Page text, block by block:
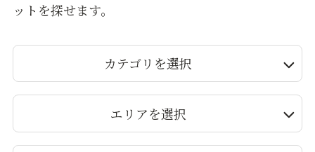
ットを探せます。
カテゴリを選択
エリアを選択